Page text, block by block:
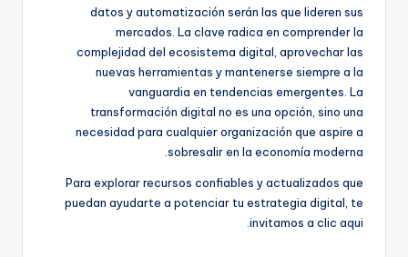
datos y automatización serán las que lideren sus
mercados. La clave radica en comprender la
complejidad del ecosistema digital, aprovechar las
nuevas herramientas y mantenerse siempre a la
vanguardia en tendencias emergentes. La
transformación digital no es una opción, sino una
necesidad para cualquier organización que aspire a
sobresalir en la economía moderna.
Para explorar recursos confiables y actualizados que
puedan ayudarte a potenciar tu estrategia digital, te
invitamos a clic aqui.